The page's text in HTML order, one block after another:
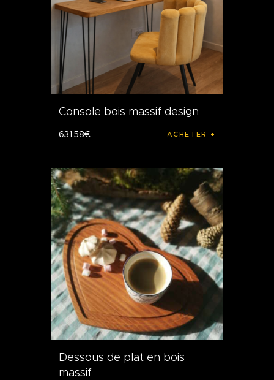
Console bois massif design
631,58€ ACHETER
Dessous de plat en bois
massif